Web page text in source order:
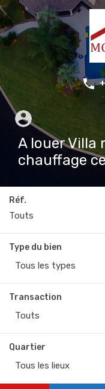
A louer Villa
chauffage
Réf.
Type du bien
Tous les types
Transaction
Touts
Quartier
Tous les lieux